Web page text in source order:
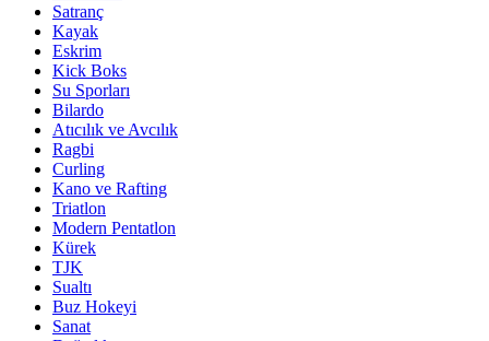
Satranç
Kayak
Eskrim
Kick Boks
Su Sporları
Bilardo
Atıcılık ve Avcılık
Ragbi
Curling
Kano ve Rafting
Triatlon
Modern Pentatlon
Kürek
TJK
Sualtı
Buz Hokeyi
Sanat